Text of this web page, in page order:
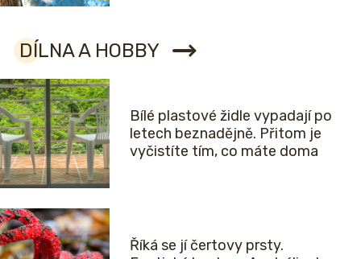
DÍLNA A HOBBY
Bílé plastové židle vypadají po
letech beznadějně. Přitom je
vyčistíte tím, co máte doma
Říká se jí čertovy prsty.